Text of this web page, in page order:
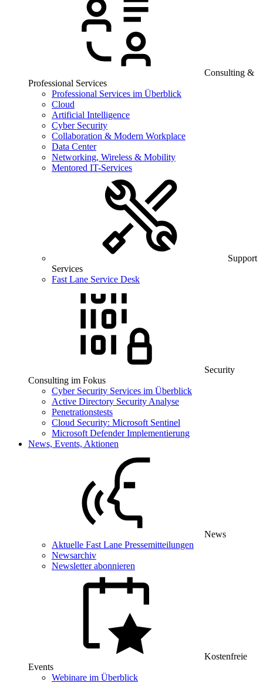
Consulting &
Professional Services
Professional Services im Überblick
Cloud
Artificial Intelligence
Cyber Security
Collaboration & Modern Workplace
Data Center
Networking, Wireless & Mobility
Mentored IT-Services
Support
Services
Fast Lane Service Desk
Security
Consulting im Fokus
Cyber Security Services im Überblick
Active Directory Security Analyse
Penetrationstests
Cloud Security: Microsoft Sentinel
Microsoft Defender Implementierung
News, Events, Aktionen
News
Aktuelle Fast Lane Pressemitteilungen
Newsarchiv
Newsletter abonnieren
Kostenfreie
Events
Webinare im Überblick